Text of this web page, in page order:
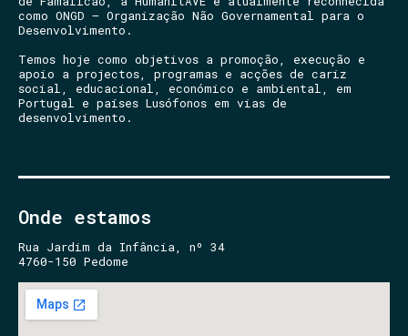
como ONGD – Organização Não Governamental para o
Desenvolvimento.
Temos hoje como objetivos a promoção, execução e
apoio a projectos, programas e acções de cariz
social, educacional, económico e ambiental, em
Portugal e países Lusófonos em vias de
desenvolvimento.
Onde estamos
Rua Jardim da Infância, nº 34
4760-150 Pedome